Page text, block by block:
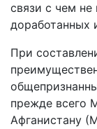
связи с чем
доработанных
При
прежде всего
Афганистану